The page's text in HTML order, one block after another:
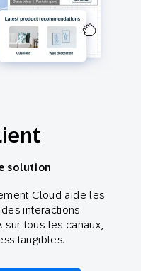
solution
Cloud aide les
interactions
tous les canaux,
tangibles.